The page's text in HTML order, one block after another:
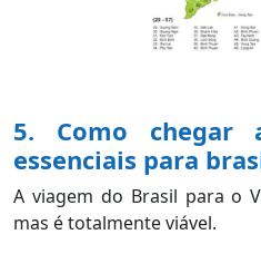
5. Como chegar
essenciais para
A viagem do Brasil para o
mas é totalmente viável.